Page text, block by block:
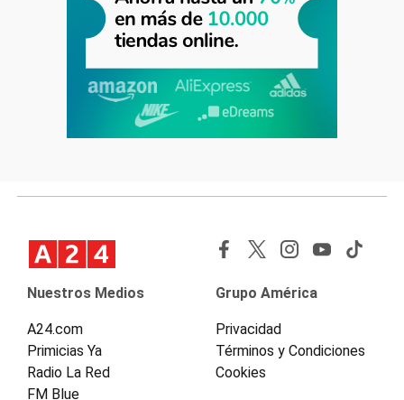
Nuestros Medios
A24.com
Primicias Ya
Radio La Red
FM Blue
Grupo América
Privacidad
Términos y Condiciones
Cookies